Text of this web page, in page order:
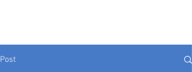
Post